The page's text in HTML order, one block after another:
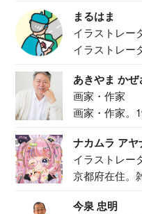
まるはま
イラストレー
イラストレー
あきやま かぜ
画家・作家
画家・作家。
ナカムラ アヤ
イラストレ
京都府在住。
今泉 忠明